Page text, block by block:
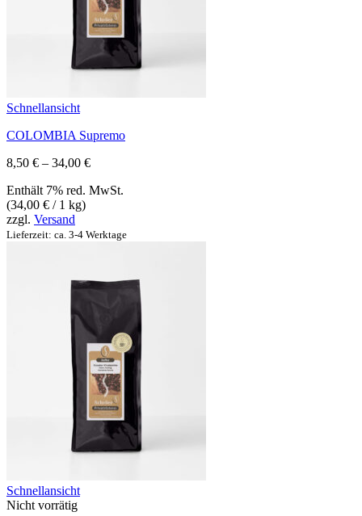
Schnellansicht
COLOMBIA Supremo
8,50 € – 34,00 €Preisspanne:
bis
Enthält 7% red. MwSt.
(34,00 € / 1 kg)
zzgl. Versand
Lieferzeit: ca. 3-4 Werktage
Schnellansicht
Nicht vorrätig